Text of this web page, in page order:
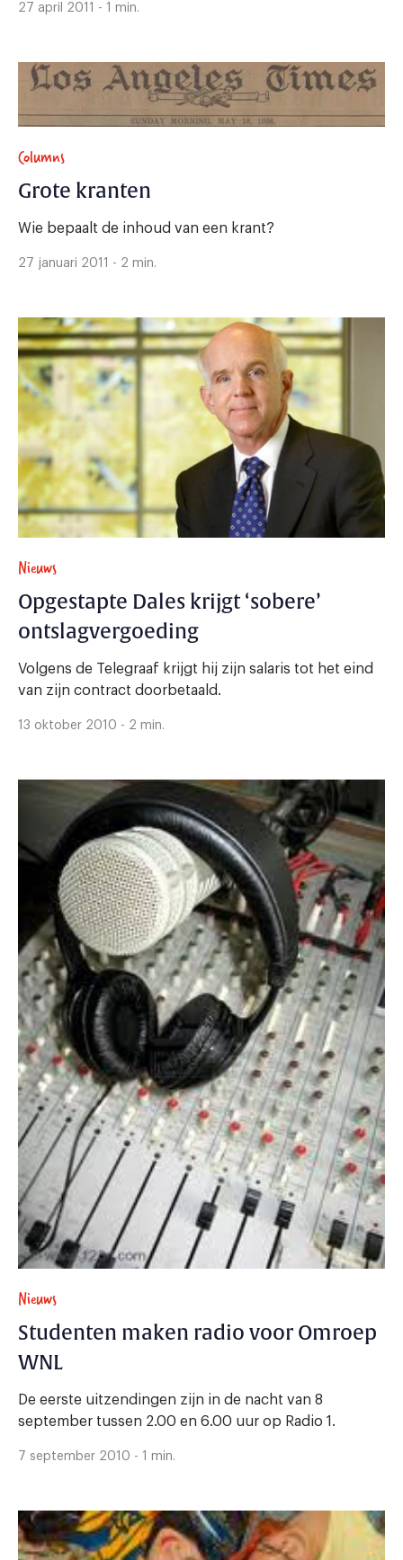
27 april 2011 - 1 min.
Columns
Grote kranten
Wie bepaalt de inhoud van een krant?
27 januari 2011 - 2 min.
Nieuws
Opgestapte Dales krijgt ‘sobere’
ontslagvergoeding
Volgens de Telegraaf krijgt hij zijn salaris tot het eind
van zijn contract doorbetaald.
13 oktober 2010 - 2 min.
Nieuws
Studenten maken radio voor Omroep
WNL
De eerste uitzendingen zijn in de nacht van 8
september tussen 2.00 en 6.00 uur op Radio 1.
7 september 2010 - 1 min.